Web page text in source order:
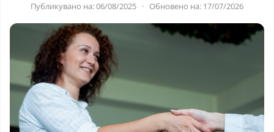
Публикувано на: 06/08/2025 · Обновено на: 17/07/2026